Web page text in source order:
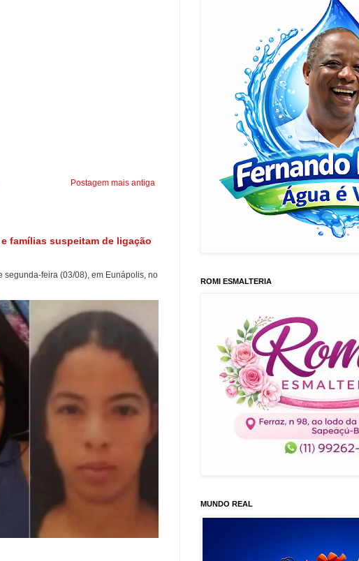
Postagem mais antiga
famílias suspeitam de ligação
segunda-feira (03/08), em Eunápolis, no
ROMI ESMALTERIA
MUNDO REAL